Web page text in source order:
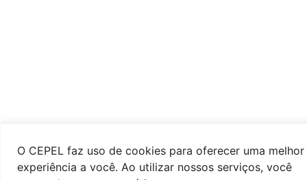
O CEPEL faz uso de cookies para oferecer uma melhor
experiência a você. Ao utilizar nossos serviços, você